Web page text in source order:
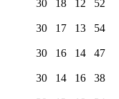
30 18 12 52
30 17 13 54
30 16 14 47
30 14 16 38